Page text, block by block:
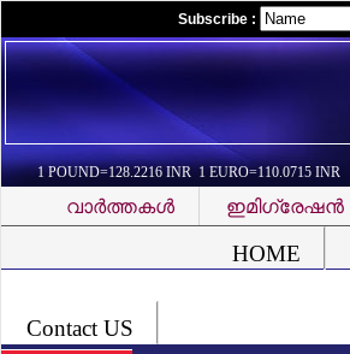
Subscribe :
1 POUND=128.2216 INR 1 EURO=110.0715 INR
വാര്‍ത്തകള്‍
ഇമിഗ്രേഷന്‍
HOME
Contact US